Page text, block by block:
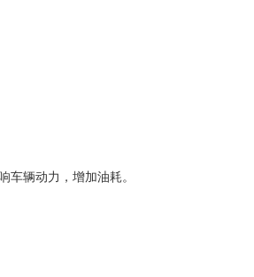
车辆动力，增加油耗。